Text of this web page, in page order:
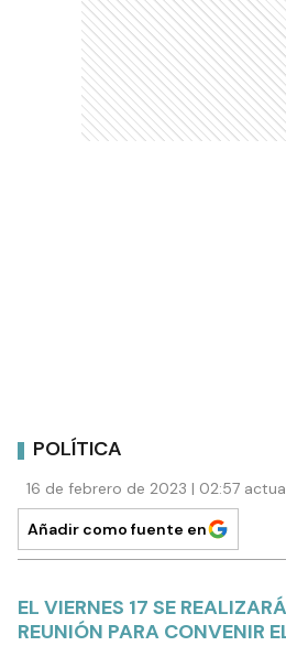
POLÍTICA
16 de febrero de 2023 | 02:57
Añadir como fuente en
EL VIERNES 17 SE
REUNIÓN PARA CONVENIR